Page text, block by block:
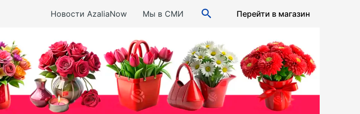
Новости AzaliaNow Мы в СМИ Поиск Перейти в магазин